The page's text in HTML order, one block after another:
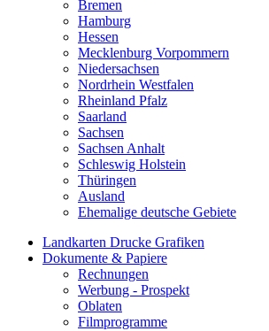
Bremen
Hamburg
Hessen
Mecklenburg Vorpommern
Niedersachsen
Nordrhein Westfalen
Rheinland Pfalz
Saarland
Sachsen
Sachsen Anhalt
Schleswig Holstein
Thüringen
Ausland
Ehemalige deutsche Gebiete
Landkarten Drucke Grafiken
Dokumente & Papiere
Rechnungen
Werbung - Prospekt
Oblaten
Filmprogramme